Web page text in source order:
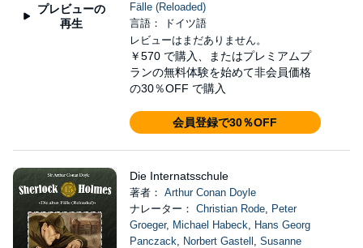
プレビューの
再生
Fälle (Reloaded)
言語： ドイツ語
レビューはまだありません。
￥570 で購入、またはプレミアムプ
ランの無料体験を始めて非会員価格
の30％OFF で購入
会員登録で30％OFF
Die Internatsschule
著者： Arthur Conan Doyle
ナレーター： Christian Rode, Peter
Groeger, Michael Habeck, Hans Georg
Panczack, Norbert Gastell , Susanne